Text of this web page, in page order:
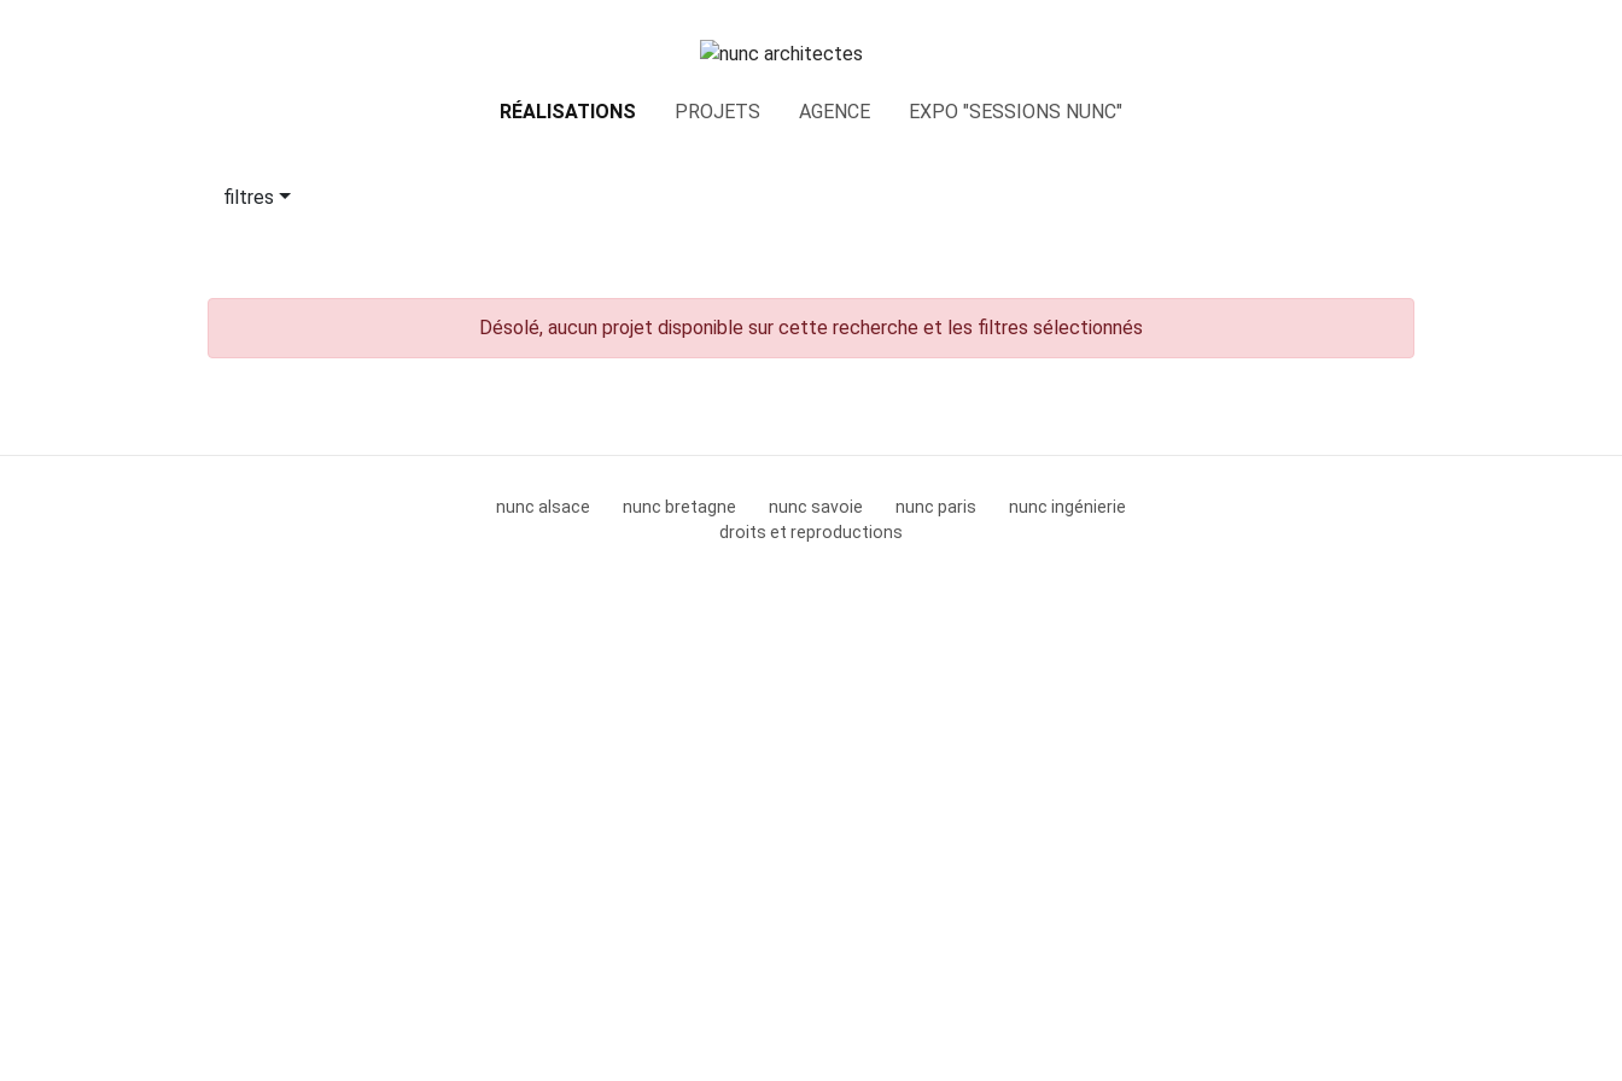
RÉALISATIONS PROJETS AGENCE EXPO "SESSIONS NUNC"
filtres
Désolé, aucun projet disponible sur cette recherche et les filtres sélectionnés
nunc alsace nunc bretagne nunc savoie nunc paris
nunc ingénierie
droits et reproductions